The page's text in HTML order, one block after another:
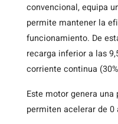
convencional, equipa
permite mantener la
funcionamiento. De
recarga inferior a las
corriente continua
Este motor genera
permiten acelerar de 0